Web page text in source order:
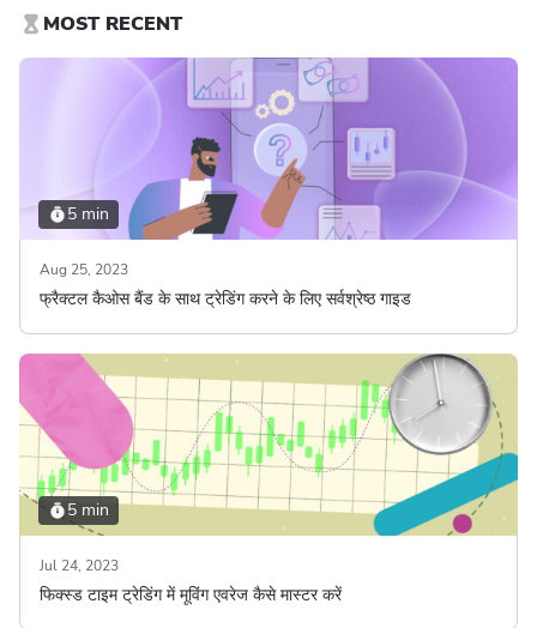
MOST RECENT
5 min
Aug 25, 2023
फ्रैक्टल कैओस बैंड के साथ ट्रेडिंग करने के लिए सर्वश्रेष्ठ गाइड
5 min
Jul 24, 2023
फिक्स्ड टाइम ट्रेडिंग में मूविंग एवरेज कैसे मास्टर करें